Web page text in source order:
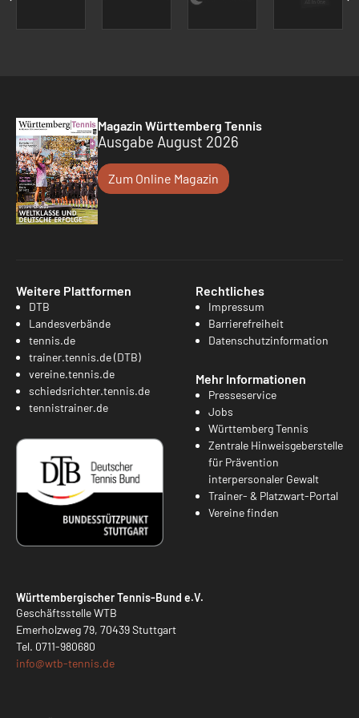
Magazin Württemberg Tennis
Ausgabe August 2026
Zum Online Magazin
Weitere Plattformen
DTB
Landesverbände
tennis.de
trainer.tennis.de (DTB)
vereine.tennis.de
schiedsrichter.tennis.de
tennistrainer.de
Rechtliches
Impressum
Barrierefreiheit
Datenschutzinformation
Mehr Informationen
Presseservice
Jobs
Württemberg Tennis
Zentrale Hinweisgeberstelle
für Prävention
interpersonaler Gewalt
Trainer- & Platzwart-Portal
Vereine finden
Württembergischer Tennis-Bund e.V.
Geschäftsstelle WTB
Emerholzweg 79, 70439 Stuttgart
Tel. 0711-980680
info@wtb-tennis.de